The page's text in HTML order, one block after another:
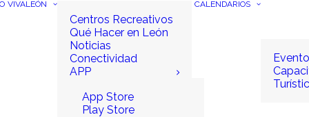
VIVALEÓN
Centros Recreativos
Qué Hacer en León
Noticias
Conectividad
APP
App Store
Play Store
CALENDARIOS